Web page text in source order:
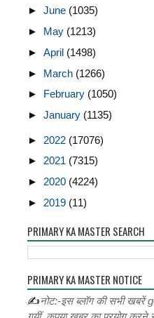
► June (1035)
► May (1213)
► April (1498)
► March (1266)
► February (1050)
► January (1135)
► 2022 (17076)
► 2021 (7315)
► 2020 (4224)
► 2019 (11)
PRIMARY KA MASTER SEARCH
PRIMARY KA MASTER NOTICE
✍नोट:-इस ब्लॉग की सभी खबरें